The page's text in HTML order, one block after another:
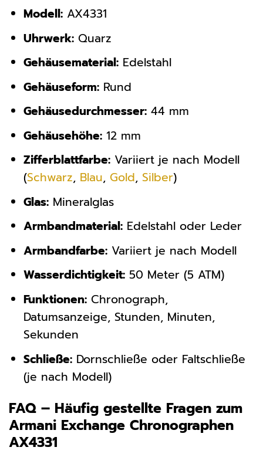
Modell:AX4331
Uhrwerk:Quarz
Gehäusematerial:Edelstahl
Gehäuseform:Rund
Gehäusedurchmesser:44 mm
Gehäusehöhe:12 mm
Zifferblattfarbe:Variiert je nach Modell
(Schwarz, Blau, Gold, Silber)
Glas:Mineralglas
Armbandmaterial:Edelstahl oder Leder
Armbandfarbe:Variiert je nach Modell
Wasserdichtigkeit:50 Meter (5 ATM)
Funktionen:Chronograph,
Datumsanzeige, Stunden, Minuten,
Sekunden
Schließe:Dornschließe oder Faltschließe
(je nach Modell)
FAQ – Häufig gestellte Fragen zum
Armani Exchange Chronographen
AX4331